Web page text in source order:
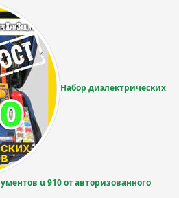
Набор диэлектрических
u 910 от авторизованного